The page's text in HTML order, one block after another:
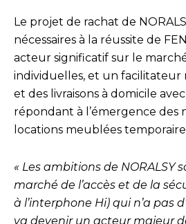
Le projet de rachat de
nécessaires à la réussite de
acteur significatif sur le
individuelles, et un facilitateur
et des livraisons à domicile
répondant à l’émergence des
locations meublées
« Les ambitions de NORALSY
marché de l’accès et de la
à l’interphone Hi) qui n’a pas
va devenir un acteur majeur